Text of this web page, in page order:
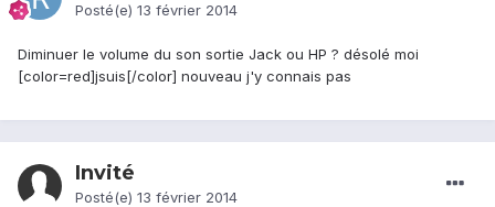
Posté(e) 13 février 2014
Diminuer le volume du son sortie Jack ou HP ? désolé moi
[color=red]jsuis[/color] nouveau j'y connais pas
Invité
Posté(e) 13 février 2014